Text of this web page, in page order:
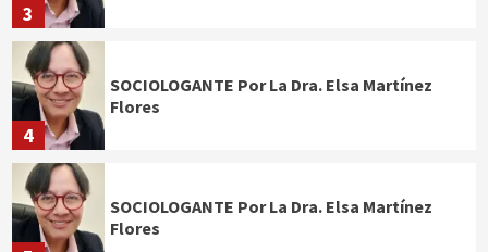
3
4
SOCIOLOGANTE Por La Dra. Elsa Martínez
Flores
SOCIOLOGANTE Por La Dra. Elsa Martínez
Flores